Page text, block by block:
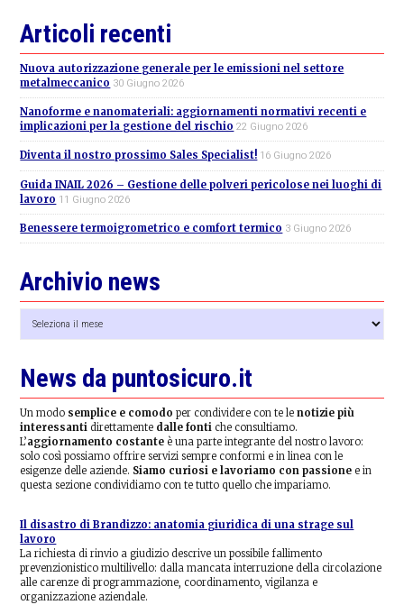
Articoli recenti
Nuova autorizzazione generale per le emissioni nel settore
metalmeccanico 30 Giugno 2026
Nanoforme e nanomateriali: aggiornamenti normativi recenti e
implicazioni per la gestione del rischio 22 Giugno 2026
Diventa il nostro prossimo Sales Specialist! 16 Giugno 2026
Guida INAIL 2026 – Gestione delle polveri pericolose nei luoghi di
lavoro 11 Giugno 2026
Benessere termoigrometrico e comfort termico 3 Giugno 2026
Archivio news
news
News da puntosicuro.it
Un modo semplice e comodo per condividere con te lenotizie più
interessanti direttamente dalle fonti che consultiamo.
L’aggiornamento costante è una parte integrante del nostro lavoro:
solo così possiamo offrire servizi sempre conformi e in linea con le
esigenze delle aziende. Siamo curiosi e lavoriamo con passione e in
questa sezione condividiamo con te tutto quello che impariamo.
Il disastro di Brandizzo: anatomia giuridica di una strage sul
lavoro
La richiesta di rinvio a giudizio descrive un possibile fallimento
prevenzionistico multilivello: dalla mancata interruzione della circolazione
alle carenze di programmazione, coordinamento, vigilanza e
organizzazione aziendale.